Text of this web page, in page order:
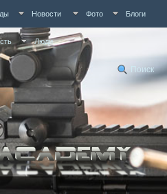
Новости Фото Блоги
Люди
Поиск